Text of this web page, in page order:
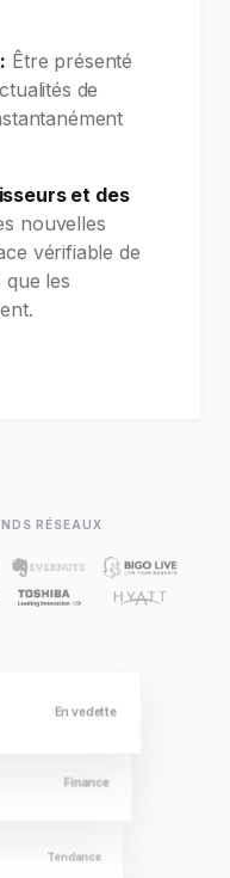
Être présenté
de
et des
nouvelles
vérifiable de
que les
RÉSEAUX
En vedette
Finance
Tendance